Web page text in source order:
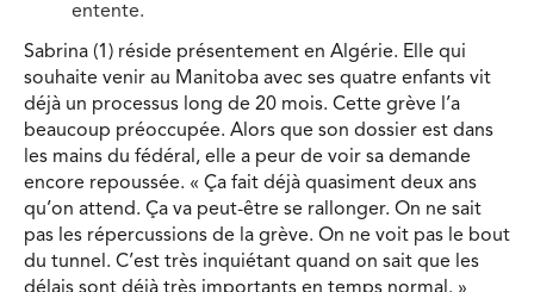
entente.
Sabrina (1) réside présentement en Algérie. Elle qui
souhaite venir au Manitoba avec ses quatre enfants vit
déjà un processus long de 20 mois. Cette grève l’a
beaucoup préoccupée. Alors que son dossier est dans
les mains du fédéral, elle a peur de voir sa demande
encore repoussée. « Ça fait déjà quasiment deux ans
qu’on attend. Ça va peut-être se rallonger. On ne sait
pas les répercussions de la grève. On ne voit pas le bout
du tunnel. C’est très inquiétant quand on sait que les